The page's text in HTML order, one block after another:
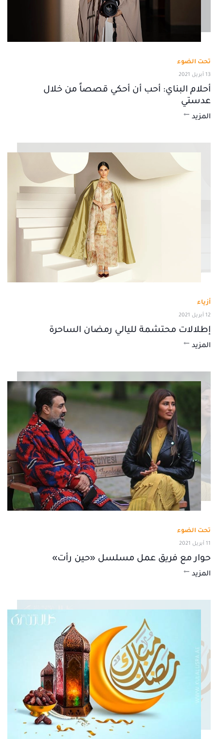
تحت الضوء
13 أبريل 2021
أحلام البناي: أحب أن أحكي قصصاً من خلال
عدستي
المزيد
أزياء
12 أبريل 2021
إطلالات محتشمة لليالي رمضان الساحرة
المزيد
تحت الضوء
11 أبريل 2021
حوار مع فريق عمل مسلسل «حين رأت»
المزيد